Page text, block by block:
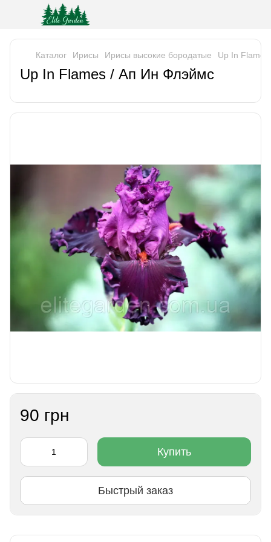
Каталог Ирисы Ирисы высокие бородатые Up In
Up In Flames / Ап Ин Флэймс
90 грн
Купить
Быстрый заказ